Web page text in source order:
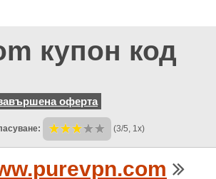
купон код
оферта
(3/5, 1x)